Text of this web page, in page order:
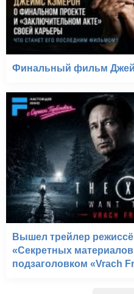
Финальный фильм
Вышел трейлер
«Секретных
подзаголовком «Vrach